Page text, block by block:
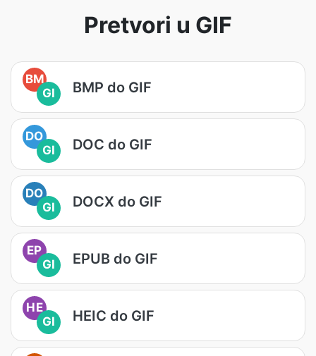
Pretvori u GIF
BM
GI
BMP do GIF
DO
GI
DOC do GIF
DO
GI
DOCX do GIF
EP
GI
EPUB do GIF
HE
GI
HEIC do GIF